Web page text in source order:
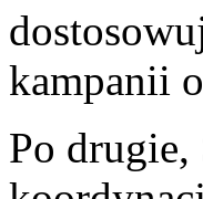
kampanii
Po drugie,